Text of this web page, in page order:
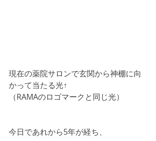
現在の薬院サロンで玄関から神棚に向
かって当たる光↑
（RAMAのロゴマークと同じ光）
今日であれから5年が経ち、